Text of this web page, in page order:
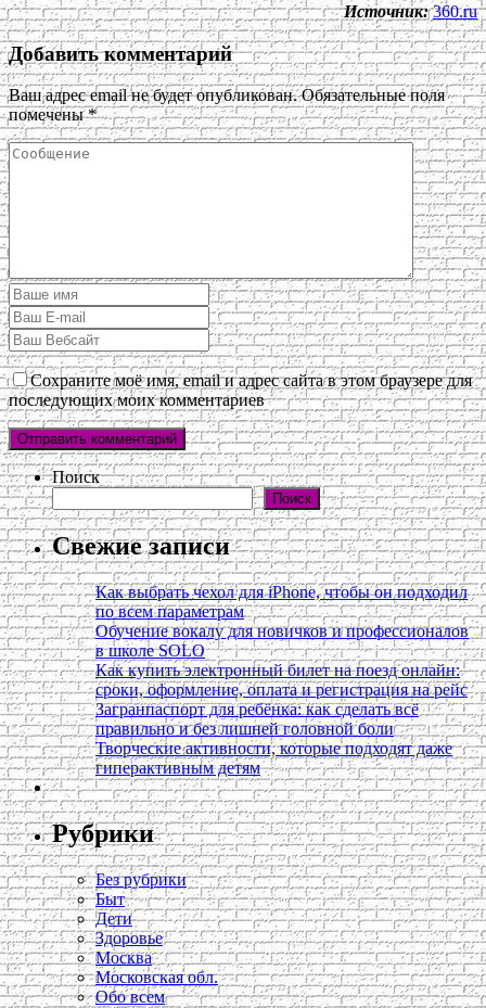
Источник: 360.ru
Добавить комментарий
Ваш адрес email не будет опубликован. Обязательные поля
помечены*
Сохраните моё имя, email и адрес сайта в этом браузере для
последующих моих комментариев
Поиск
Поиск
Свежие записи
Как выбрать чехол для iPhone, чтобы он подходил
по всем параметрам
Обучение вокалу для новичков и профессионалов
в школе SOLO
Как купить электронный билет на поезд онлайн:
сроки, оформление, оплата и регистрация на рейс
Загранпаспорт для ребёнка: как сделать всё
правильно и без лишней головной боли
Творческие активности, которые подходят даже
гиперактивным детям
Рубрики
Без рубрики
Быт
Дети
Здоровье
Москва
Московская обл.
Обо всем